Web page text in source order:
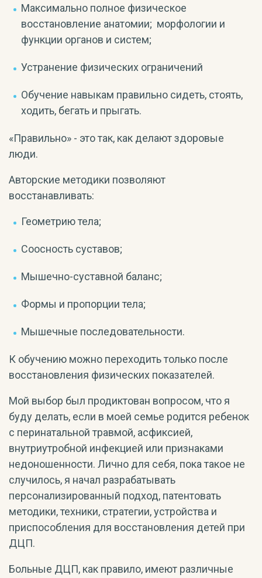
Максимально полное физическое
восстановление анатомии; морфологии и
функции органов и систем;
Устранение физических ограничений
Обучение навыкам правильно сидеть, стоять,
ходить, бегать и прыгать.
«Правильно» - это так, как делают здоровые
люди.
Авторские методики позволяют
восстанавливать:
Геометрию тела;
Соосность суставов;
Мышечно-суставной баланс;
Формы и пропорции тела;
Мышечные последовательности.
К обучению можно переходить только после
восстановления физических показателей.
Мой выбор был продиктован вопросом, что я
буду делать, если в моей семье родится ребенок
с перинатальной травмой, асфиксией,
внутриутробной инфекцией или признаками
недоношенности. Лично для себя, пока такое не
случилось, я начал разрабатывать
персонализированный подход, патентовать
методики, техники, стратегии, устройства и
приспособления для восстановления детей при
ДЦП.
Больные ДЦП, как правило, имеют различные